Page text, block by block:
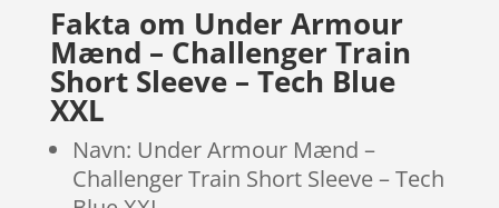
mmelser
Fakta om Under Armour
Mænd – Challenger Train
Short Sleeve – Tech Blue
XXL
Navn: Under Armour Mænd –
Challenger Train Short Sleeve – Tech